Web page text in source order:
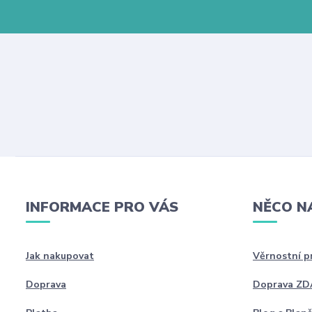
INFORMACE PRO VÁS
Jak nakupovat
Doprava
NĚCO
Věrnostní
Doprava